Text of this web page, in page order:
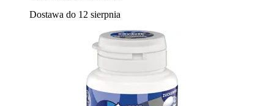
Dostawa do 12 sierpnia